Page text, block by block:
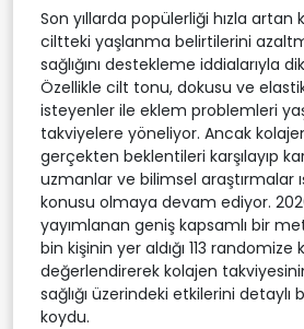
Son yıllarda popülerliği hızla artan
ciltteki yaşlanma belirtilerini
sağlığını destekleme iddialarıyla
Özellikle cilt tonu, dokusu ve
isteyenler ile eklem problemleri
takviyelere yöneliyor. Ancak
gerçekten beklentileri karşılayıp
uzmanlar ve bilimsel araştırmalar
konusu olmaya devam ediyor.
yayımlanan geniş kapsamlı bir
bin kişinin yer aldığı 113 randomize
değerlendirerek kolajen
sağlığı üzerindeki etkilerini
koydu.